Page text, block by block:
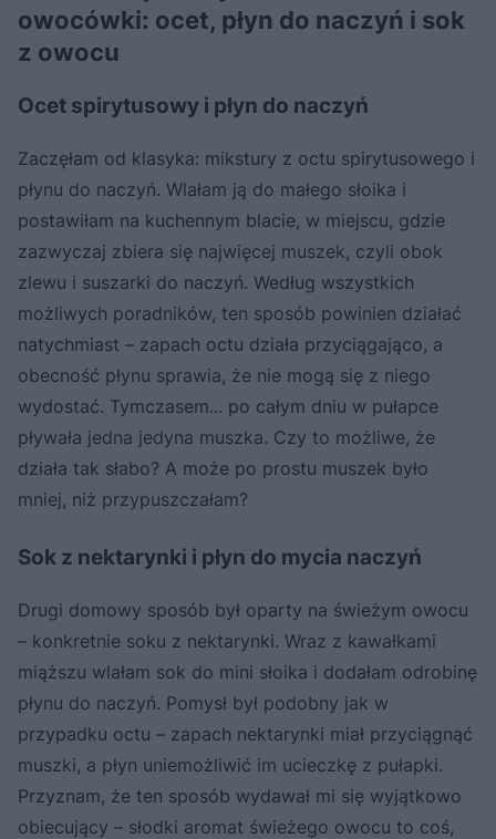
owocówki: ocet, płyn do naczyń i sok
z owocu
Ocet spirytusowy i płyn do naczyń
Zaczęłam od klasyka: mikstury z octu spirytusowego i
płynu do naczyń. Wlałam ją do małego słoika i
postawiłam na kuchennym blacie, w miejscu, gdzie
zazwyczaj zbiera się najwięcej muszek, czyli obok
zlewu i suszarki do naczyń. Według wszystkich
możliwych poradników, ten sposób powinien działać
natychmiast – zapach octu działa przyciągająco, a
obecność płynu sprawia, że nie mogą się z niego
wydostać. Tymczasem... po całym dniu w pułapce
pływała jedna jedyna muszka. Czy to możliwe, że
działa tak słabo? A może po prostu muszek było
mniej, niż przypuszczałam?
Sok z nektarynki i płyn do mycia naczyń
Drugi domowy sposób był oparty na świeżym owocu
– konkretnie soku z nektarynki. Wraz z kawałkami
miąższu wlałam sok do mini słoika i dodałam odrobinę
płynu do naczyń. Pomysł był podobny jak w
przypadku octu – zapach nektarynki miał przyciągnąć
muszki, a płyn uniemożliwić im ucieczkę z pułapki.
Przyznam, że ten sposób wydawał mi się wyjątkowo
obiecujący – słodki aromat świeżego owocu to coś,